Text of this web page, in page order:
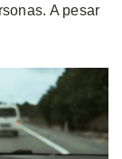
A pesar